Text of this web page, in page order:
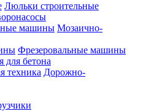
Люльки строительные
Мозаично-
Фрезеровальные машины
для бетона
Дорожно-